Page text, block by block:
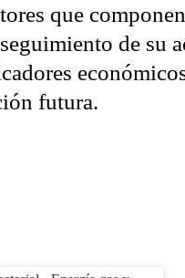
que
de su
futura.